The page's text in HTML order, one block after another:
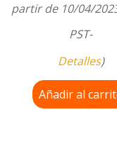
partir de 10/04/
PST-
Detalles)
Añadir al